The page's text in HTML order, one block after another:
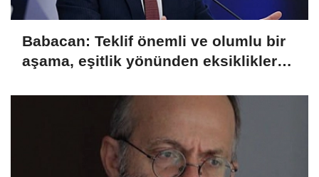
Babacan: Teklif önemli ve olumlu bir
aşama, eşitlik yönünden eksiklikler